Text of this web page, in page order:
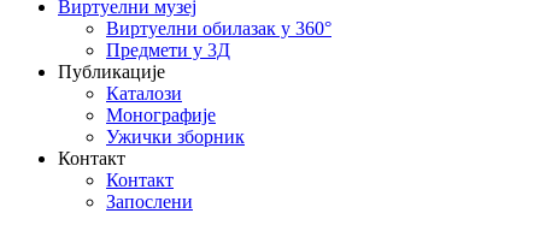
Виртуелни музеј
Виртуелни обилазак у 360°
Предмети у 3Д
Публикације
Каталози
Монографије
Ужички зборник
Контакт
Контакт
Запослени